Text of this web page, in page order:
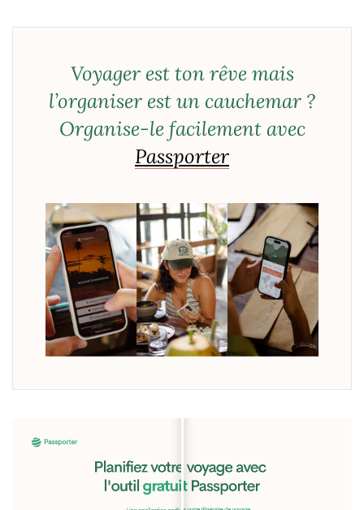
Voyager est ton rêve mais
l’organiser est un cauchemar ?
Organise-le facilement avec
Passporter